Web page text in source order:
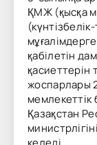
ҚМЖ (қысқа
қабілетін
қасиеттерін
жоспарлары
мемлекеттік
Қазақстан